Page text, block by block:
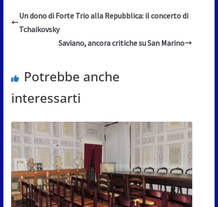
Un dono di Forte Trio alla Repubblica: il concerto di
Tchaikovsky
Saviano, ancora critiche su San Marino
Potrebbe anche
interessarti